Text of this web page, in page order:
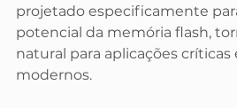
projetado especificamente
potencial da memória flash,
natural para aplicações
modernos.